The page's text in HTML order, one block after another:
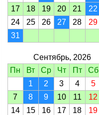
17
18 19 20 21 22
24
25 26 27 28 29
31
Сентябрь, 2026
Пн
Вт Ср Чт Пт Сб
1
2 3 4 5
7
8 9 10 11 12
14
15 16 17 18 19